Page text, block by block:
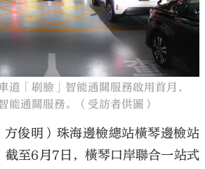
大公文匯
道「刷臉」智能通關服務啟用首月，
能通關服務。（受訪者供圖）
方俊明）珠海邊檢總站橫琴邊檢站
截至6月7日，橫琴口岸聯合一站式